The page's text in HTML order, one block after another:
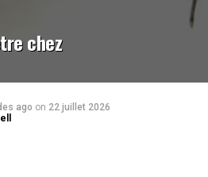
chez
ago on 22 juillet 2026